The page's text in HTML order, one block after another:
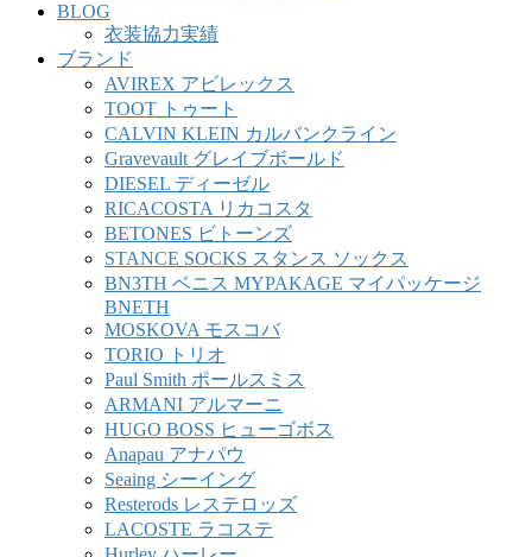
BLOG
衣装協力実績
ブランド
AVIREX アビレックス
TOOT トゥート
CALVIN KLEIN カルバンクライン
Gravevault グレイブボールド
DIESEL ディーゼル
RICACOSTA リカコスタ
BETONES ビトーンズ
STANCE SOCKS スタンス ソックス
BN3TH ベニス MYPAKAGE マイパッケージ
BNETH
MOSKOVA モスコバ
TORIO トリオ
Paul Smith ポールスミス
ARMANI アルマーニ
HUGO BOSS ヒューゴボス
Anapau アナパウ
Seaing シーイング
Resterods レステロッズ
LACOSTE ラコステ